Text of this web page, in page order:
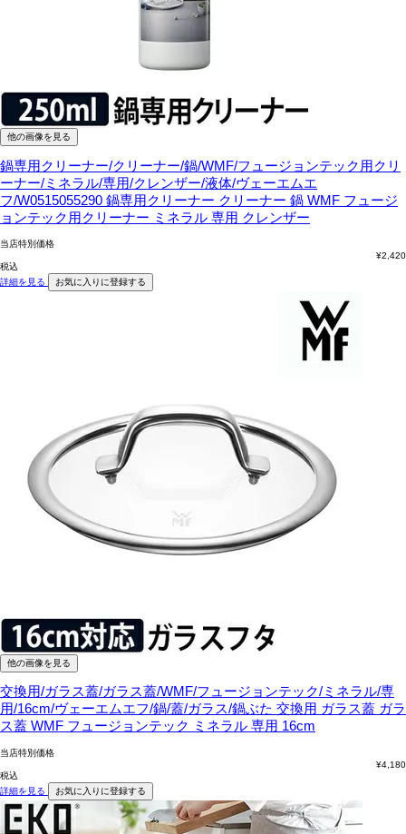
他の画像を見る
鍋専用クリーナー/クリーナー/鍋/WMF/フュージョンテック用クリ
ーナー/ミネラル/専用/クレンザー/液体/ヴェーエムエ
フ/W0515055290 鍋専用クリーナー クリーナー 鍋 WMF フュージ
ョンテック用クリーナー ミネラル 専用 クレンザー
当店特別価格
¥2,420
税込
詳細を見る
お気に入りに登録する
他の画像を見る
交換用/ガラス蓋/ガラス蓋/WMF/フュージョンテック/ミネラル/専
用/16cm/ヴェーエムエフ/鍋/蓋/ガラス/鍋ぶた 交換用 ガラス蓋 ガラ
ス蓋 WMF フュージョンテック ミネラル 専用 16cm
当店特別価格
¥4,180
税込
詳細を見る
お気に入りに登録する